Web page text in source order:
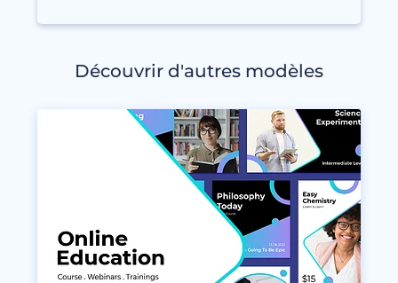
Découvrir d'autres modèles